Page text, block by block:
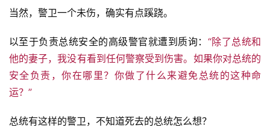
当然，警卫一个未伤，确实有点蹊跷。
以至于负责总统安全的高级警官就遭到质询： “除了总统和
他的妻子，我没有看到任何警察受到伤害。如果你对总统的
安全负责，你在哪里？你做了什么来避免总统的这种命
运？”
总统有这样的警卫，不知道死去的总统怎么想？